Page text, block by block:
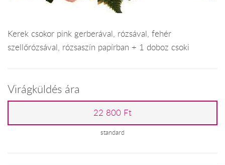
Kerek csokor pink gerberával, rózsával, fehér
szellőrózsával, rózsaszín papírban + 1 doboz csoki
Virágküldés ára
22 800 Ft
standard